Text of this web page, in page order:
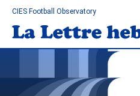
CIES Football Observatory